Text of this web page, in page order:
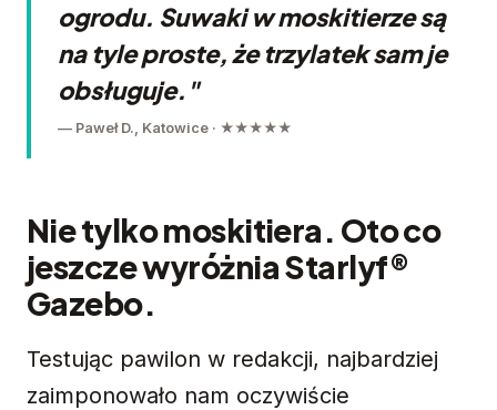
ogrodu. Suwaki w moskitierze są
na tyle proste, że trzylatek sam je
obsługuje."
— Paweł D., Katowice · ★★★★★
Nie tylko moskitiera. Oto co
jeszcze wyróżnia Starlyf®
Gazebo.
Testując pawilon w redakcji, najbardziej
zaimponowało nam oczywiście